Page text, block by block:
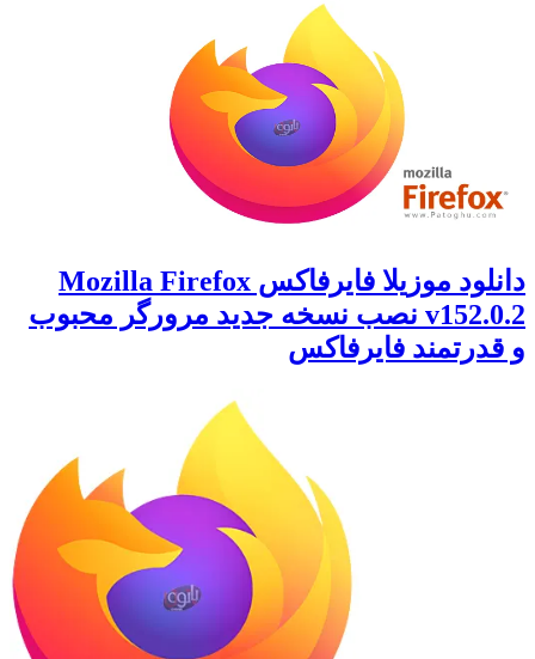
دانلود موزیلا فایرفاکس Mozilla Firefox
v152.0.2 نصب نسخه جدید مرورگر محبوب
و قدرتمند فایرفاکس